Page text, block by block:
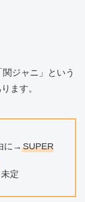
ジャニ」という
ます。
に→ SUPER
定